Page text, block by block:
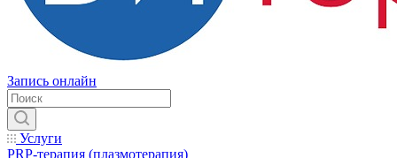
Запись онлайн
Услуги
PRP-терапия (плазмотерапия)